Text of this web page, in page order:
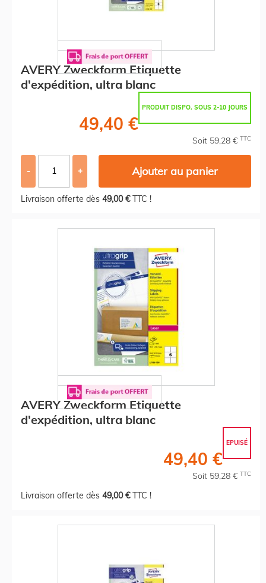
AVERY Zweckform Etiquette
d'expédition, ultra blanc
PRODUIT DISPO. SOUS 2-10 JOURS
49,40 €
Soit 59,28 € TTC
- + Ajouter au panier
Livraison offerte dès 49,00 €TTC !
AVERY Zweckform Etiquette
d'expédition, ultra blanc
EPUISÉ
49,40 €
Soit 59,28 € TTC
Livraison offerte dès 49,00 €TTC !